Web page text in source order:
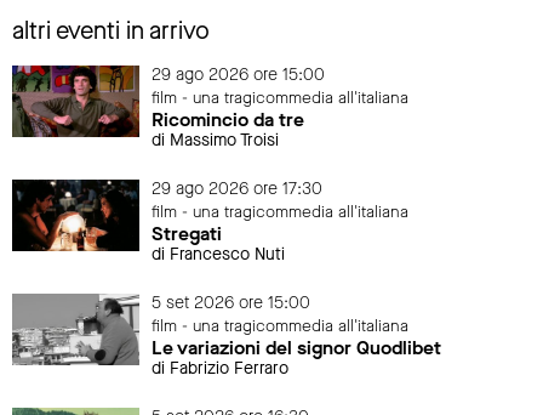
altri eventi in arrivo
29 ago 2026 ore 15:00
film - una tragicommedia all'italiana
Ricomincio da tre
di Massimo Troisi
29 ago 2026 ore 17:30
film - una tragicommedia all'italiana
Stregati
di Francesco Nuti
5 set 2026 ore 15:00
film - una tragicommedia all'italiana
Le variazioni del signor Quodlibet
di Fabrizio Ferraro